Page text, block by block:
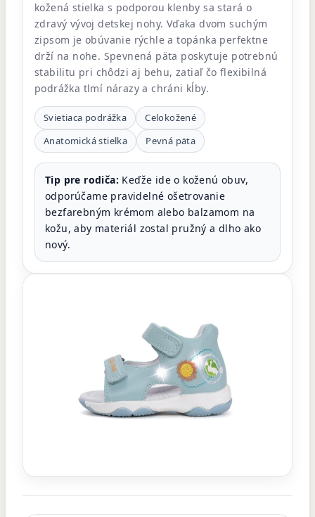
kožená stielka s podporou klenby sa stará o
zdravý vývoj detskej nohy. Vďaka dvom suchým
zipsom je obúvanie rýchle a topánka perfektne
drží na nohe. Spevnená päta poskytuje potrebnú
stabilitu pri chôdzi aj behu, zatiaľ čo flexibilná
podrážka tlmí nárazy a chráni kĺby.
Svietiaca podrážka
Celokožené
Anatomická stielka
Pevná päta
Tip pre rodiča: Keďže ide o koženú obuv,
odporúčame pravidelné ošetrovanie
bezfarebným krémom alebo balzamom na
kožu, aby materiál zostal pružný a dlho ako
nový.